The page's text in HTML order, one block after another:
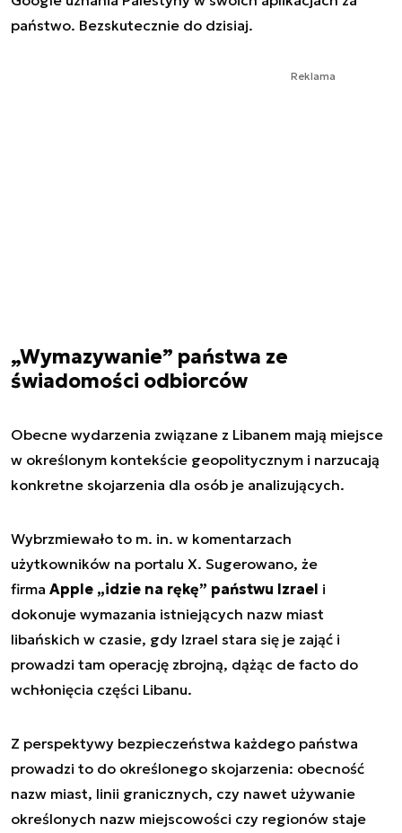
państwo. Bezskutecznie do dzisiaj.
Reklama
„Wymazywanie” państwa ze
świadomości odbiorców
Obecne wydarzenia związane z Libanem mają miejsce
w określonym kontekście geopolitycznym i narzucają
konkretne skojarzenia dla osób je analizujących.
Wybrzmiewało to m. in. w komentarzach
użytkowników na portalu X. Sugerowano, że
firma Apple „idzie na rękę” państwu Izrael i
dokonuje wymazania istniejących nazw miast
libańskich w czasie, gdy Izrael stara się je zająć i
prowadzi tam operację zbrojną, dążąc de facto do
wchłonięcia części Libanu.
Z perspektywy bezpieczeństwa każdego państwa
prowadzi to do określonego skojarzenia: obecność
nazw miast, linii granicznych, czy nawet używanie
określonych nazw miejscowości czy regionów staje